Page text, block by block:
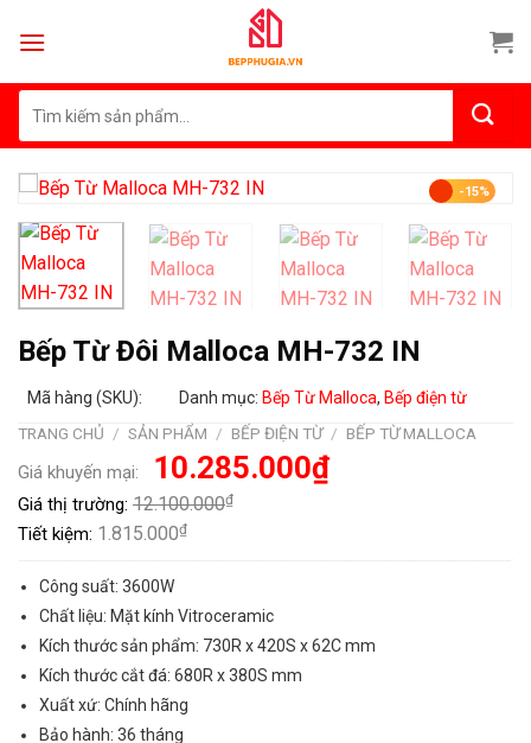
kiếm:
-15%
Bếp Từ Đôi Malloca MH-732 IN
Mã hàng (SKU): Danh mục: Bếp Từ Malloca, Bếp điện từ
TRANG CHỦ / SẢN PHẨM / BẾP ĐIỆN TỪ / BẾP TỪ MALLOCA
Giá khuyến mại:
Giá
gốc
là:
12.100.000₫.
10.285.000₫Giá
Giá thị trường: 12.100.000₫
Tiết kiệm: 1.815.000₫
Công suất: 3600W
Chất liệu: Mặt kính Vitroceramic
Kích thước sản phẩm: 730R x 420S x 62C mm
Kích thước cắt đá: 680R x 380S mm
Xuất xứ: Chính hãng
Bảo hành: 36 tháng